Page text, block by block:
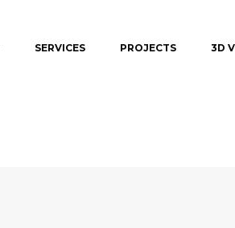
SERVICES PROJECTS 3D